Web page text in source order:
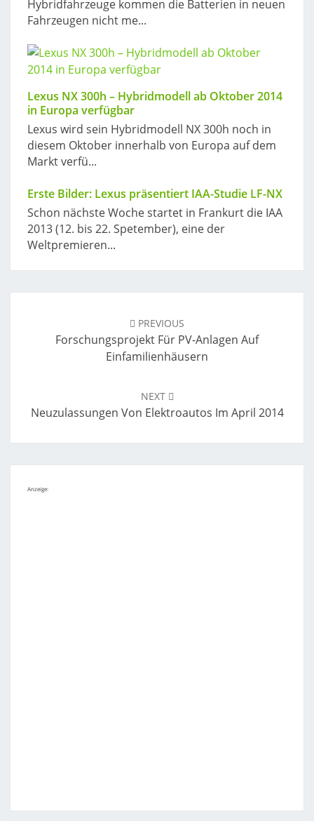
Hybridfahrzeuge kommen die Batterien in neuen
Fahrzeugen nicht me...
Lexus NX 300h – Hybridmodell ab Oktober 2014
in Europa verfügbar
Lexus wird sein Hybridmodell NX 300h noch in
diesem Oktober innerhalb von Europa auf dem
Markt verfü...
Erste Bilder: Lexus präsentiert IAA-Studie LF-NX
Schon nächste Woche startet in Frankurt die IAA
2013 (12. bis 22. Spetember), eine der
Weltpremieren...
PREVIOUS
Forschungsprojekt Für PV-Anlagen Auf
Einfamilienhäusern
NEXT
Neuzulassungen Von Elektroautos Im April 2014
Anzeige: